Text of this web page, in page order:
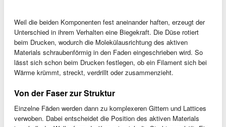
Weil die beiden Komponenten fest aneinander haften, erzeugt der
Unterschied in ihrem Verhalten eine Biegekraft. Die Düse rotiert
beim Drucken, wodurch die Molekülausrichtung des aktiven
Materials schraubenförmig in den Faden eingeschrieben wird. So
lässt sich schon beim Drucken festlegen, ob ein Filament sich bei
Wärme krümmt, streckt, verdrillt oder zusammenzieht.
Von der Faser zur Struktur
Einzelne Fäden werden dann zu komplexeren Gittern und Lattices
verwoben. Dabei entscheidet die Position des aktiven Materials